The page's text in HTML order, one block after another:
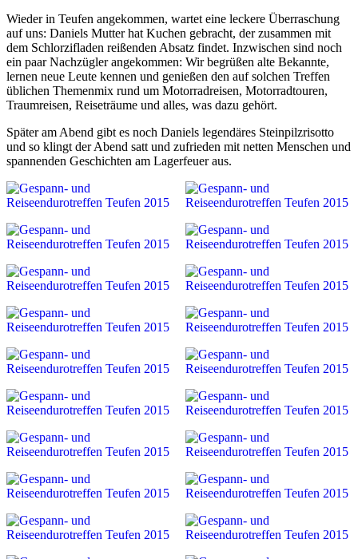
Wieder in Teufen angekommen, wartet eine leckere Überraschung
auf uns: Daniels Mutter hat Kuchen gebracht, der zusammen mit
dem Schlorzifladen reißenden Absatz findet. Inzwischen sind noch
ein paar Nachzügler angekommen: Wir begrüßen alte Bekannte,
lernen neue Leute kennen und genießen den auf solchen Treffen
üblichen Themenmix rund um Motorradreisen, Motorradtouren,
Traumreisen, Reiseträume und alles, was dazu gehört.
Später am Abend gibt es noch Daniels legendäres Steinpilzrisotto
und so klingt der Abend satt und zufrieden mit netten Menschen und
spannenden Geschichten am Lagerfeuer aus.